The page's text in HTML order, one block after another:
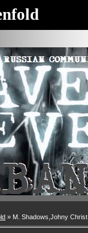
» M. Shadows,Johny Christ